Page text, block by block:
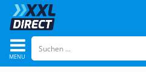
Navigation
umschalten